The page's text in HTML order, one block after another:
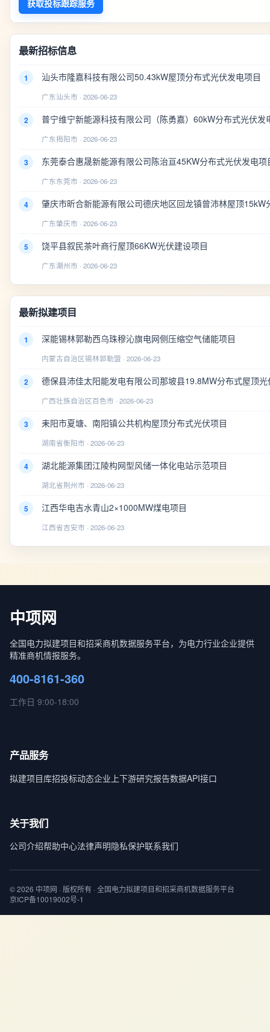
获取投标跟踪服务
最新招标信息
1 汕头市隆嘉科技有限公司50.43kW屋顶分布式光伏发电项目
广东汕头市 · 2026-06-23
2 普宁维宁新能源科技有限公司（陈勇嘉）60kW分布式光伏发
广东揭阳市 · 2026-06-23
3 东莞泰合惠晟新能源有限公司陈治亘45KW分布式光伏发电项
广东东莞市 · 2026-06-23
4 肇庆市昕合新能源有限公司德庆地区回龙镇曾沛林屋顶15kW
广东肇庆市 · 2026-06-23
5 饶平县叙民茶叶商行屋顶66KW光伏建设项目
广东潮州市 · 2026-06-23
最新拟建项目
1 深能锡林郭勒西乌珠穆沁旗电网侧压缩空气储能项目
内蒙古自治区锡林郭勒盟 · 2026-06-23
2 德保县沛佳太阳能发电有限公司那坡县19.8MW分布式屋顶
广西壮族自治区百色市 · 2026-06-23
3 耒阳市夏塘、南阳镇公共机构屋顶分布式光伏项目
湖南省衡阳市 · 2026-06-23
4 湖北能源集团江陵构网型风储一体化电站示范项目
湖北省荆州市 · 2026-06-23
5 江西华电吉水青山2×1000MW煤电项目
江西省吉安市 · 2026-06-23
中项网
全国电力拟建项目和招采商机数据服务平台，为电力行业企业提供
精准商机情报服务。
400-8161-360
工作日 9:00-18:00
产品服务
拟建项目库招投标动态企业上下游研究报告数据API接口
关于我们
公司介绍帮助中心法律声明隐私保护联系我们
© 2026 中项网 · 版权所有 · 全国电力拟建项目和招采商机数据服务平台
京ICP备10019002号-1